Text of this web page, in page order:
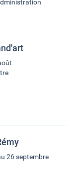
26 septembre